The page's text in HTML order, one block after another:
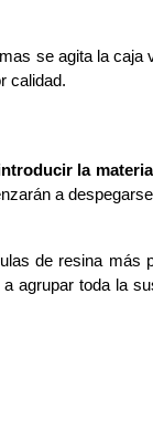
se agita la caja
calidad.
la
a
de resina más
agrupar toda la